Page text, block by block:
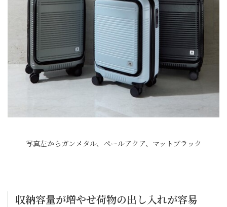
写真左からガンメタル、ペールアクア、マットブラック
収納容量が増やせ荷物の出し入れが容易